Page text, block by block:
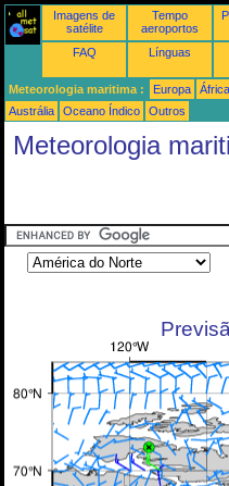
Imagens de
satélite
Tempo
aeroportos
FAQ Línguas
Meteorologia maritima : Europa África
Austrália
Oceano Índico Outros
Meteorologia